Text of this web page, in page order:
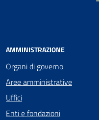
AMMINISTRAZIONE
Organi di governo
Aree amministrative
Uffici
Enti e fondazioni